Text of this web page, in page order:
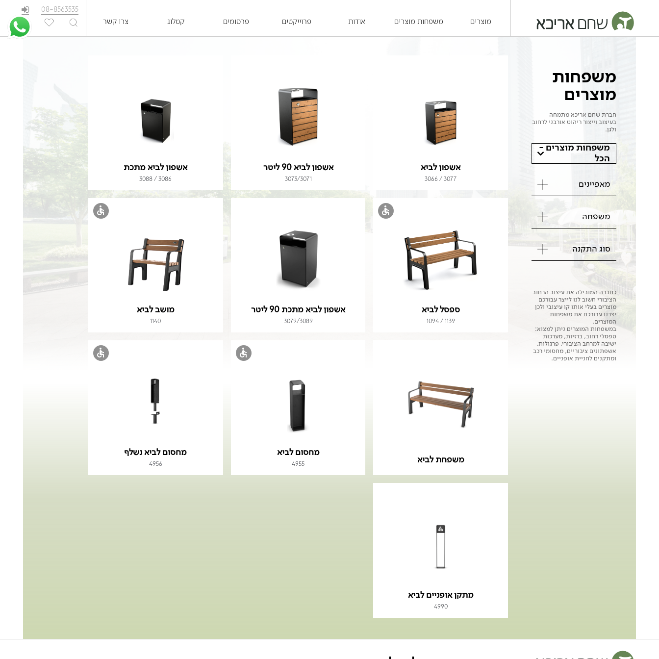
מוצרים משפחות מוצרים אודות פרוייקטים פרסומים קטלוג צרו קשר
08-8563535
EN
משפחות
מוצרים
חברת שחם אריכא מתמחה
בעיצוב וייצור ריהוט אורבני לרחוב
ולגן.
משפחות מוצרים -
הכל
מאפיינים
משפחה
סוג התקנה
כחברה המובילה את עיצוב הרחוב
הציבורי חשוב לנו לייצר עבורכם
מוצרים בעלי אותו קו עיצובי ולכן
יצרנו עבורכם את משפחות
המוצרים.
במשפחות המוצרים ניתן למצוא:
ספסלי רחוב, ברזיות, מערכות
ישיבה למרחב הציבורי, פרגולות,
אשפתונים ציבוריים, מחסומי רכב
ומתקנים לחניית אופניים.
אשפון לביא
3077 / 3066
אשפון לביא 90 ליטר
3073/3071
אשפון לביא מתכת
3086 / 3088
ספסל לביא
1139 / 1094
אשפון לביא מתכת 90 ליטר
3079/3089
מושב לביא
1140
משפחת לביא
מחסום לביא
4955
מחסום לביא נשלף
4956
מתקן אופניים לביא
4990